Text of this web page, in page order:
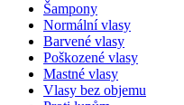
Šampony
Normální vlasy
Barvené vlasy
Poškozené vlasy
Mastné vlasy
Vlasy bez objemu